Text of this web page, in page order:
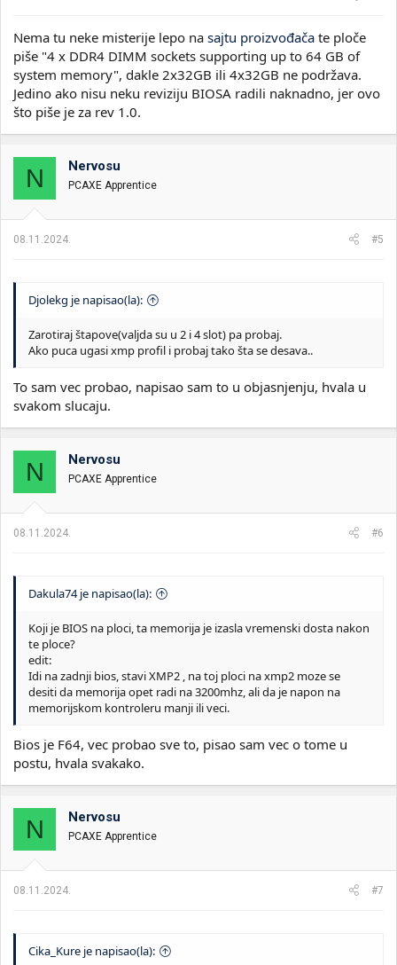
Nema tu neke misterije lepo na sajtu proizvođača te ploče
piše "4 x DDR4 DIMM sockets supporting up to 64 GB of
system memory", dakle 2x32GB ili 4x32GB ne podržava.
Jedino ako nisu neku reviziju BIOSA radili naknadno, jer ovo
što piše je za rev 1.0.
N Nervosu
PCAXE Apprentice
08.11.2024. #5
Djolekg je napisao(la):
Zarotiraj štapove(valjda su u 2 i 4 slot) pa probaj.
Ako puca ugasi xmp profil i probaj tako šta se desava..
To sam vec probao, napisao sam to u objasnjenju, hvala u
svakom slucaju.
N Nervosu
PCAXE Apprentice
08.11.2024. #6
Dakula74 je napisao(la):
Koji je BIOS na ploci, ta memorija je izasla vremenski dosta nakon
te ploce?
edit:
Idi na zadnji bios, stavi XMP2 , na toj ploci na xmp2 moze se
desiti da memorija opet radi na 3200mhz, ali da je napon na
memorijskom kontroleru manji ili veci.
Bios je F64, vec probao sve to, pisao sam vec o tome u
postu, hvala svakako.
N Nervosu
PCAXE Apprentice
08.11.2024. #7
Cika_Kure je napisao(la):